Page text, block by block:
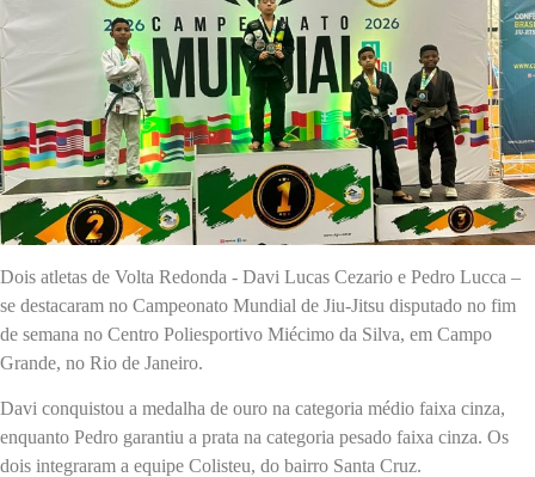
Dois atletas de Volta Redonda - Davi Lucas Cezario e Pedro Lucca –
se destacaram no Campeonato Mundial de Jiu-Jitsu disputado no fim
de semana no Centro Poliesportivo Miécimo da Silva, em Campo
Grande, no Rio de Janeiro.
Davi conquistou a medalha de ouro na categoria médio faixa cinza,
enquanto Pedro garantiu a prata na categoria pesado faixa cinza. Os
dois integraram a equipe Colisteu, do bairro Santa Cruz.